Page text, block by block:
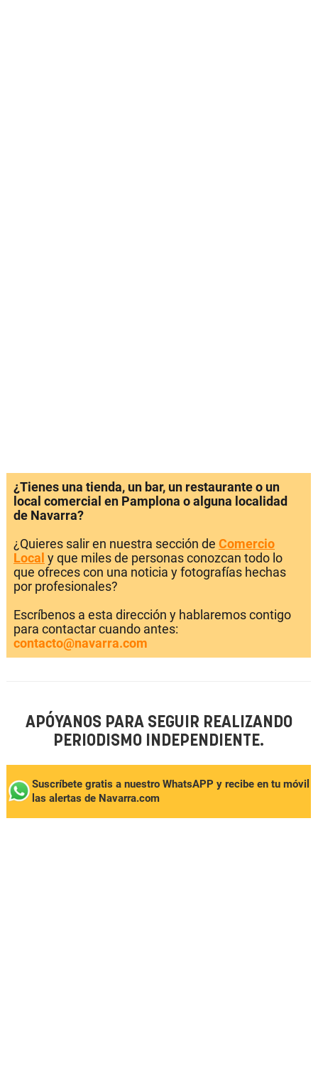
¿Tienes una tienda, un bar, un restaurante o un
local comercial en Pamplona o alguna localidad
de Navarra?
¿Quieres salir en nuestra sección de Comercio
Local y que miles de personas conozcan todo lo
que ofreces con una noticia y fotografías hechas
por profesionales?
Escríbenos a esta dirección y hablaremos contigo
para contactar cuando antes:
contacto@navarra.com
APÓYANOS PARA SEGUIR REALIZANDO
PERIODISMO INDEPENDIENTE.
Suscríbete gratis a nuestro WhatsAPP y recibe en tu móvil
las alertas de Navarra.com